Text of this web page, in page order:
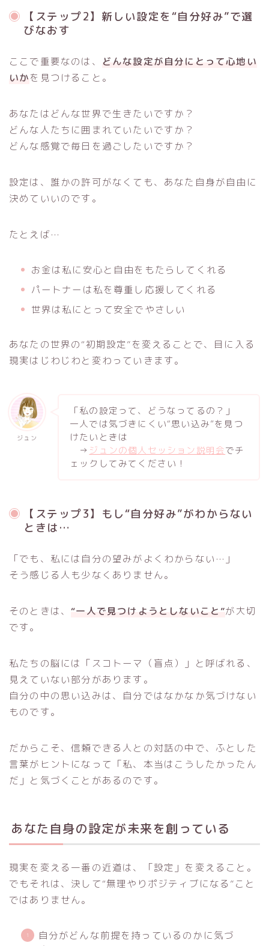
【ステップ2】新しい設定を“自分好み”で選
びなおす
ここで重要なのは、 どんな設定が自分にとって心地い
いかを見つけること。
あなたはどんな世界で生きたいですか？
どんな人たちに囲まれていたいですか？
どんな感覚で毎日を過ごしたいですか？
設定は、誰かの許可がなくても、あなた自身が自由に
決めていいのです。
たとえば…
お金は私に安心と自由をもたらしてくれる
パートナーは私を尊重し応援してくれる
世界は私にとって安全でやさしい
あなたの世界の“初期設定”を変えることで、目に入る
現実はじわじわと変わっていきます。
ジュン
「私の設定って、どうなってるの？」
一人では気づきにくい“思い込み”を見つ
けたいときは
→ ジュンの個人セッション説明会でチ
ェックしてみてください！
【ステップ3】もし“自分好み”がわからない
ときは…
「でも、私には自分の望みがよくわからない…」
そう感じる人も少なくありません。
そのときは、“一人で見つけようとしないこと”が大切
です。
私たちの脳には「スコトーマ（盲点）」と呼ばれる、
見えていない部分があります。
自分の中の思い込みは、自分ではなかなか気づけない
ものです。
だからこそ、信頼できる人との対話の中で、ふとした
言葉がヒントになって「私、本当はこうしたかったん
だ」と気づくことがあるのです。
あなた自身の設定が未来を創っている
現実を変える一番の近道は、「設定」を変えること。
でもそれは、決して“無理やりポジティブになる”こと
ではありません。
自分がどんな前提を持っているのかに気づ